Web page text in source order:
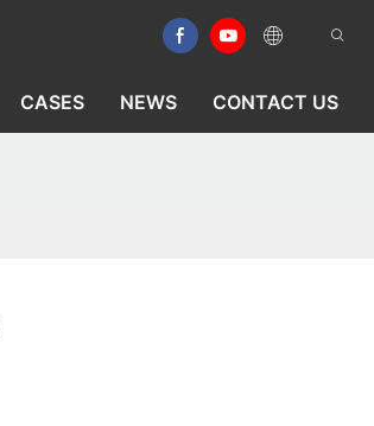
CASES NEWS CONTACT US